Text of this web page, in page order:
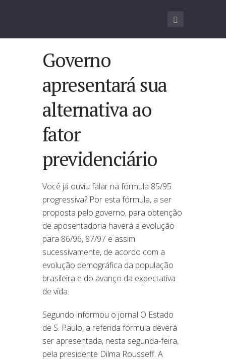
Governo
apresentará sua
alternativa ao
fator
previdenciário
Você já ouviu falar na fórmula 85/95
progressiva? Por esta fórmula, a ser
proposta pelo governo, para obtenção
de aposentadoria haverá a evolução
para 86/96, 87/97 e assim
sucessivamente, de acordo com a
evolução demográfica da população
brasileira e do avanço da expectativa
de vida.
Segundo informou o jornal O Estado
de S. Paulo, a referida fórmula deverá
ser apresentada, nesta segunda-feira,
pela presidente Dilma Rousseff. A